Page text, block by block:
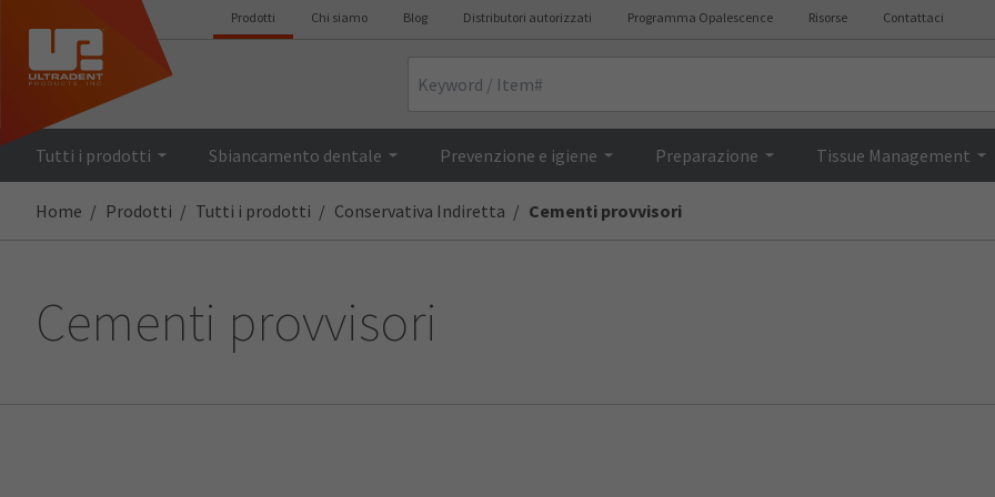
Prodotti Chi siamo Blog Distributori autorizzati Programma Opalescence Risorse Contattaci
Tutti i prodotti Sbiancamento dentale Prevenzione e igiene Preparazione Tissue Management
Home Prodotti Tutti i prodotti Conservativa Indiretta Cementi provvisori
Cementi provvisori